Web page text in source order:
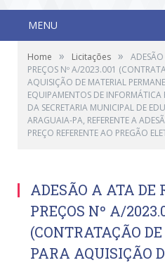
MENU
Home » Licitações »
PREÇOS Nº A/2023.001
AQUISIÇÃO DE MATERIAL
EQUIPAMENTOS DE INFORMÁTICA
DA SECRETARIA MUNICIPAL DE
ARAGUAIA-PA, REFERENTE A
PREÇO REFERENTE AO PREGÃO
ADESÃO A ATA DE
PREÇOS Nº A/
(CONTRATAÇÃO
PARA AQUISIÇÃO